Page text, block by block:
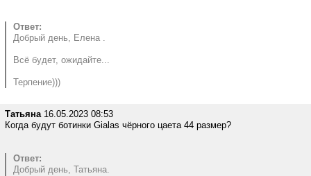
Ответ:
Добрый день, Елена .
Всё будет, ожидайте...
Терпение)))
Татьяна16.05.2023 08:53
Когда будут ботинки Gialas чёрного цаета 44 размер?
Ответ:
Добрый день, Татьяна.